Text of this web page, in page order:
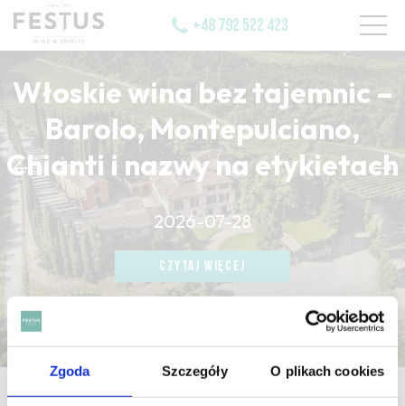
Zgoda Szczegóły O plikach cookies
+48 792 522 423
Włoskie wina bez tajemnic –
Barolo, Montepulciano,
Chianti i nazwy na etykietach
2026-07-28
CZYTAJ WIĘCEJ
CZYTAJ WIĘCEJ
CZYTAJ WIĘCEJ
strona główna / herbes sauvages